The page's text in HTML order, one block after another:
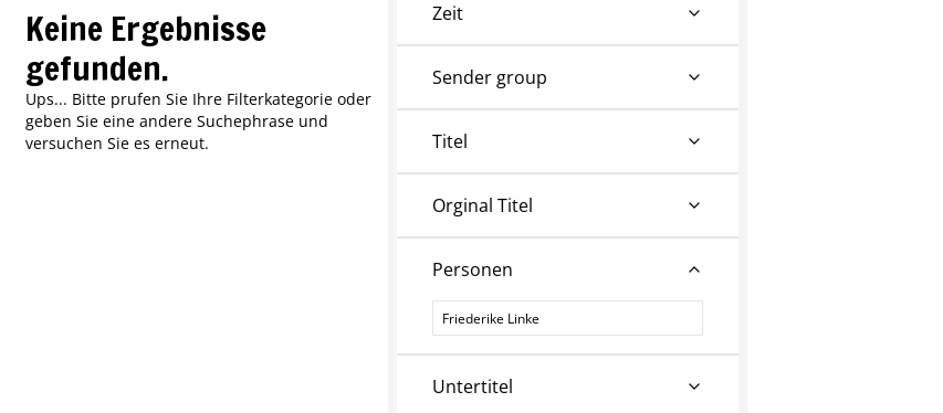
Keine Ergebnisse
gefunden.
Ups... Bitte prufen Sie Ihre Filterkategorie oder
geben Sie eine andere Suchephrase und
versuchen Sie es erneut.
Zeit
Sender group
Titel
Orginal Titel
Personen
Personen
Untertitel